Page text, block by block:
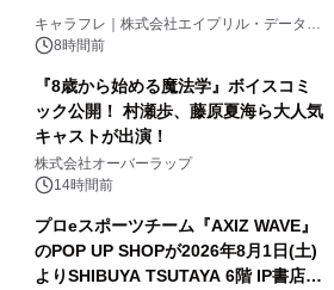
キャラフレ｜株式会社エイプリル・データ・
デザインズ
8時間前
『8歳から始める魔法学』ボイスコミ
ック公開！ 村瀬歩、藤原夏海ら大人気
キャストが出演！
株式会社オーバーラップ
14時間前
プロeスポーツチーム『AXIZ WAVE』
のPOP UP SHOPが2026年8月1日(土)
よりSHIBUYA TSUTAYA 6階 IP書店で